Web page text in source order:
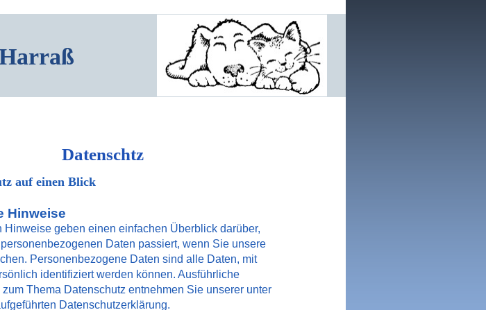
Datenschtz
auf einen Blick
Hinweise
Hinweise geben einen einfachen Überblick darüber,
Daten passiert, wenn Sie unsere
Personenbezogene Daten sind alle Daten, mit
identifiziert werden können. Ausführliche
zum Thema Datenschutz entnehmen Sie unserer unter
Datenschutzerklärung.